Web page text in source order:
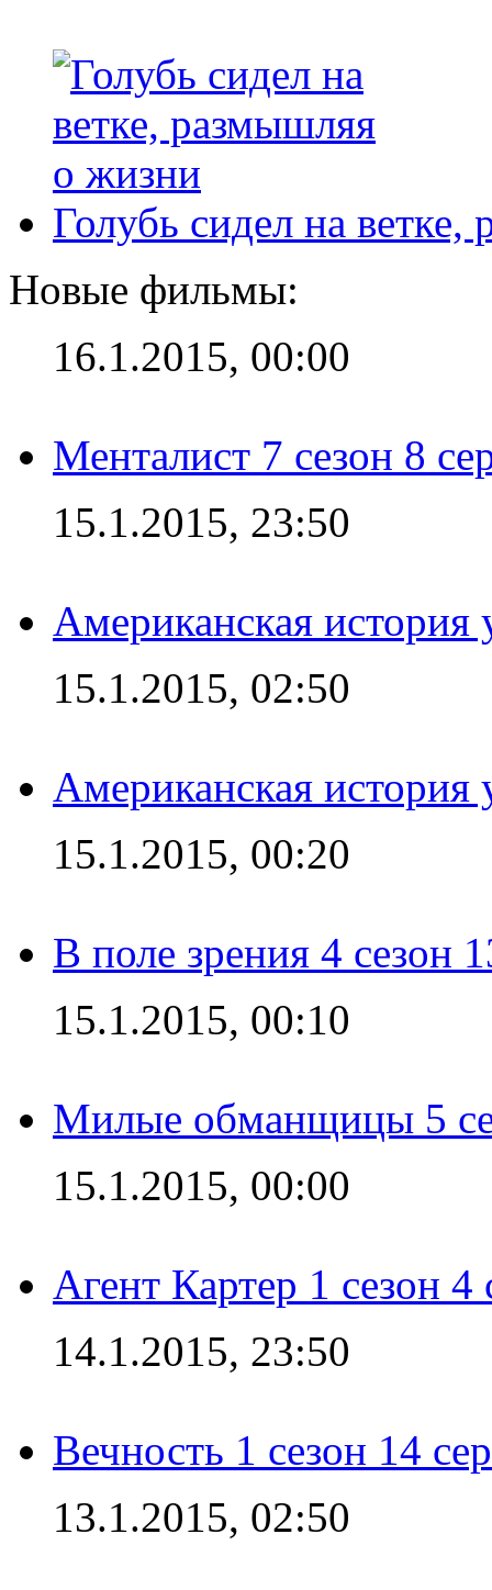
Голубь сидел на
Новые фильмы:
16.1.2015, 00:00
Менталист 7 сезон 8
15.1.2015, 23:50
Американская история
15.1.2015, 02:50
Американская история
15.1.2015, 00:20
В поле зрения 4 сезон
15.1.2015, 00:10
Милые обманщицы 5
15.1.2015, 00:00
Агент Картер 1 сезон 4
14.1.2015, 23:50
Вечность 1 сезон 14
13.1.2015, 02:50